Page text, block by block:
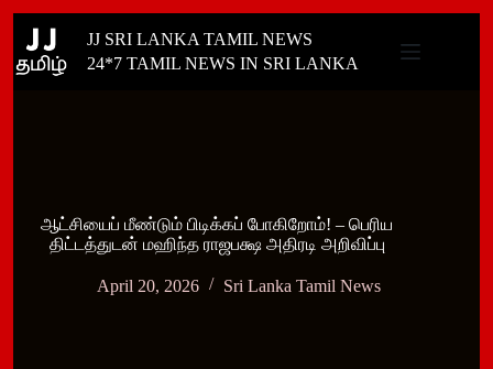
content
JJ SRI LANKA TAMIL NEWS
24*7 TAMIL NEWS IN SRI LANKA
ஆட்சியைப் மீண்டும் பிடிக்கப் போகிறோம்! – பெரிய
திட்டத்துடன் மஹிந்த ராஜபக்ஷ அதிரடி அறிவிப்பு
April 20, 2026 Sri Lanka Tamil News